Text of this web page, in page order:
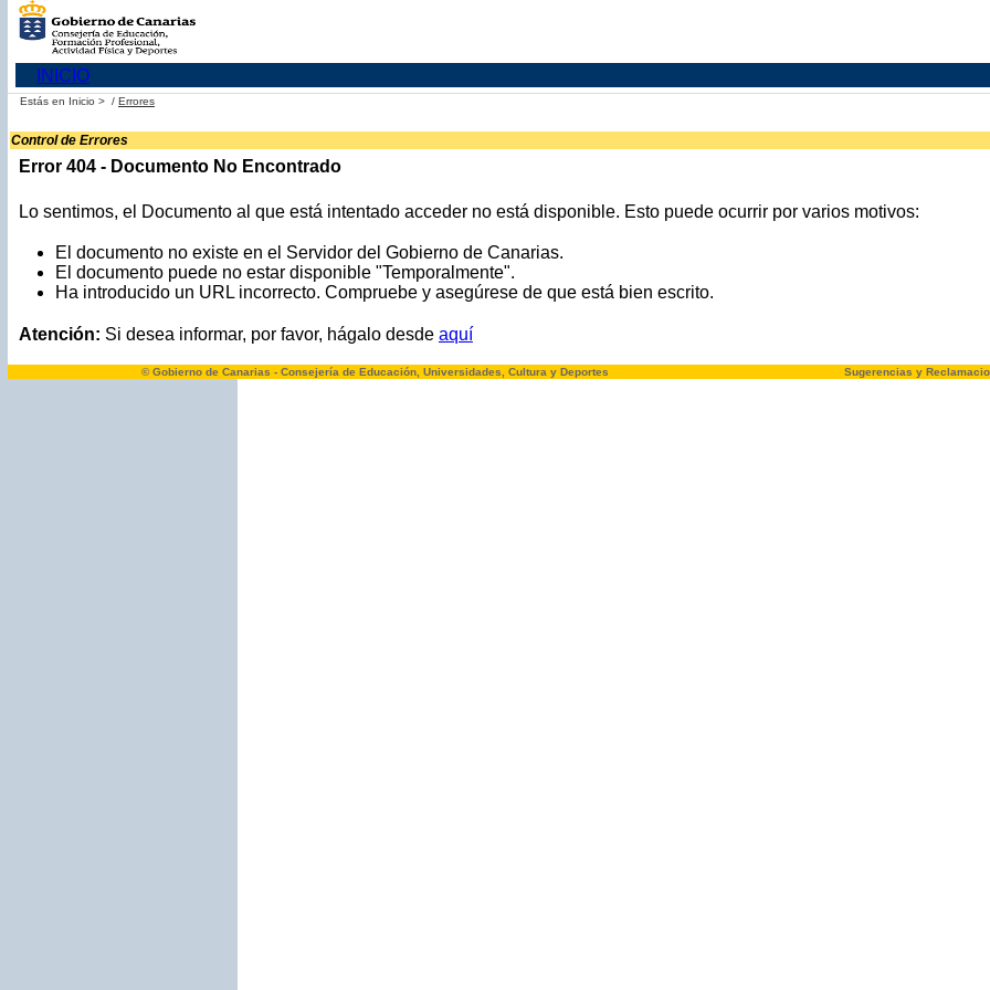
INICIO
Estás en Inicio > / Errores
Control de Errores
Error 404 - Documento No Encontrado
Lo sentimos, el Documento al que está intentado acceder no está disponible. Esto puede ocurrir por varios motivos:
El documento no existe en el Servidor del Gobierno de Canarias.
El documento puede no estar disponible "Temporalmente".
Ha introducido un URL incorrecto. Compruebe y asegúrese de que está bien escrito.
Atención: Si desea informar, por favor, hágalo desde aquí
© Gobierno de Canarias - Consejería de Educación, Universidades, Cultura y Deportes Sugerencias y